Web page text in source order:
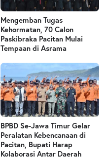
Mengemban Tugas
Kehormatan, 70 Calon
Paskibraka Pacitan Mulai
Tempaan di Asrama
BPBD Se-Jawa Timur Gelar
Peralatan Kebencanaan di
Pacitan, Bupati Harap
Kolaborasi Antar Daerah